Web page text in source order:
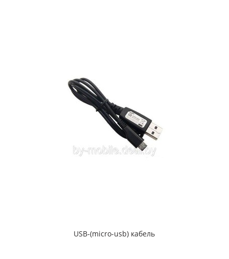
USB-(micro-usb) кабель